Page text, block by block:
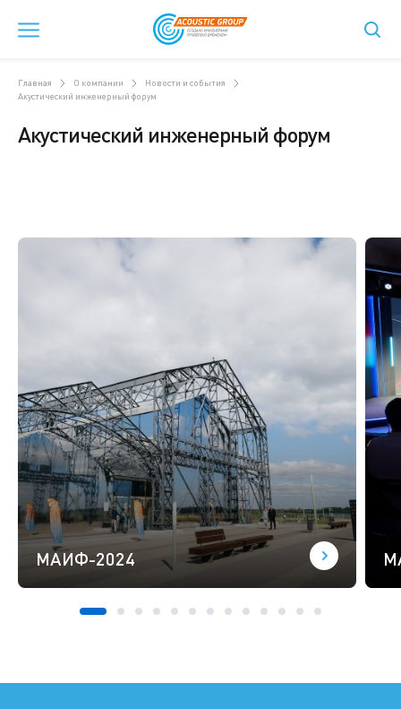
Главная О компании
Новости и события
Акустический инженерный форум
Акустический инженерный форум
МАИФ-2024